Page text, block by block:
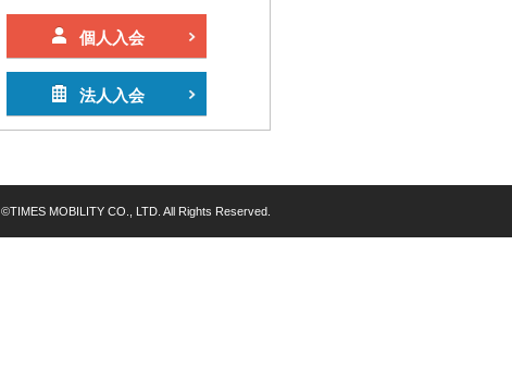
個人入会
法人入会
©TIMES MOBILITY CO., LTD. All Rights Reserved.